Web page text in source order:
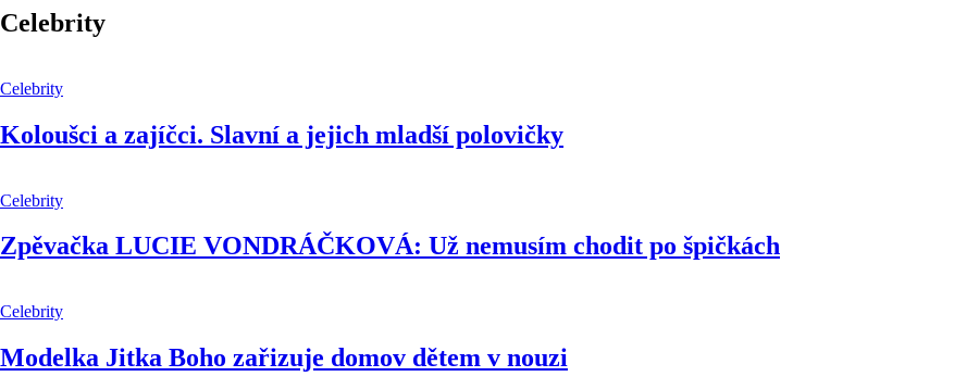
Celebrity
Celebrity
Koloušci a zajíčci. Slavní a jejich mladší polovičky
Celebrity
Zpěvačka LUCIE VONDRÁČKOVÁ: Už nemusím chodit po špičkách
Celebrity
Modelka Jitka Boho zařizuje domov dětem v nouzi